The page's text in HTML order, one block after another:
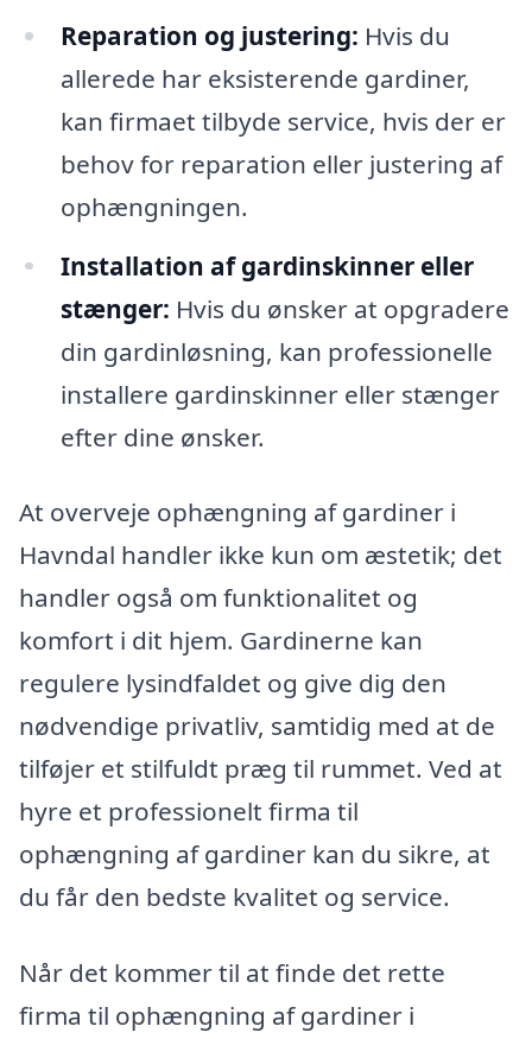
Reparation og justering: Hvis du
allerede har eksisterende gardiner,
kan firmaet tilbyde service, hvis der er
behov for reparation eller justering af
ophængningen.
Installation af gardinskinner eller
stænger: Hvis du ønsker at opgradere
din gardinløsning, kan professionelle
installere gardinskinner eller stænger
efter dine ønsker.
At overveje ophængning af gardiner i
Havndal handler ikke kun om æstetik; det
handler også om funktionalitet og
komfort i dit hjem. Gardinerne kan
regulere lysindfaldet og give dig den
nødvendige privatliv, samtidig med at de
tilføjer et stilfuldt præg til rummet. Ved at
hyre et professionelt firma til
ophængning af gardiner kan du sikre, at
du får den bedste kvalitet og service.
Når det kommer til at finde det rette
firma til ophængning af gardiner i